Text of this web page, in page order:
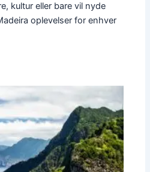
kultur eller bare vil nyde
oplevelser for enhver